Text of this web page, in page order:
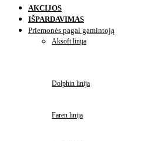
AKCIJOS
IŠPARDAVIMAS
Priemonės pagal gamintoją
Aksoft linija
Dolphin linija
Faren linija